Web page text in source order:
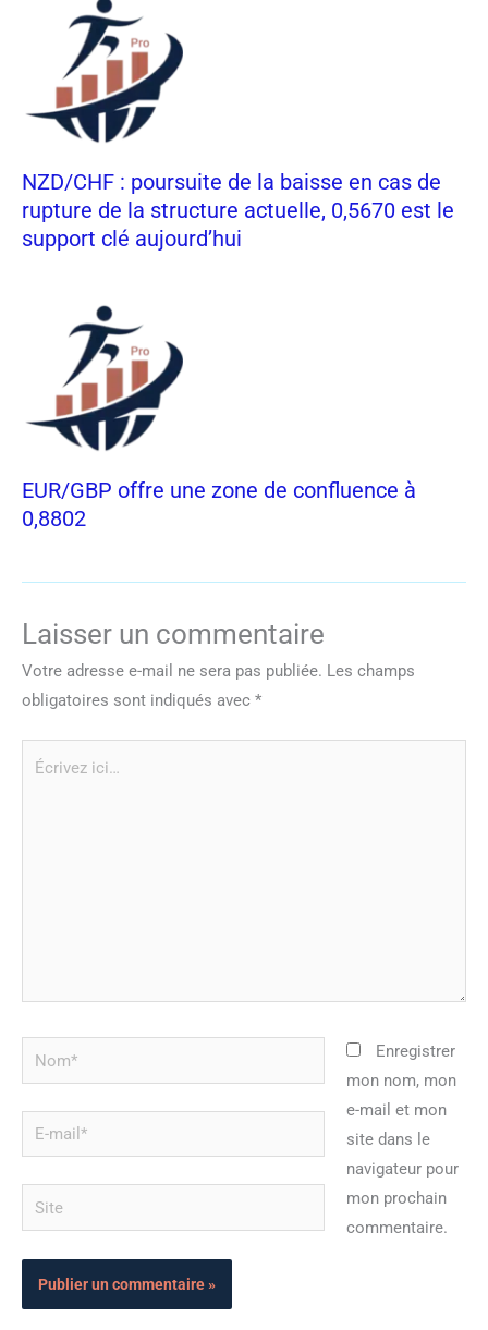
NZD/CHF : poursuite de la baisse en cas de
rupture de la structure actuelle, 0,5670 est le
support clé aujourd’hui
EUR/GBP offre une zone de confluence à
0,8802
Laisser un commentaire
Votre adresse e-mail ne sera pas publiée. Les champs
obligatoires sont indiqués avec *
Nom*
mail*
Site
Enregistrer
mon nom, mon
e-mail et mon
site dans le
navigateur pour
mon prochain
commentaire.